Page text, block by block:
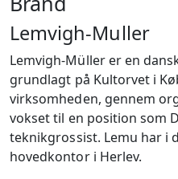
Lemvigh-Muller
Lemvigh-Müller er en
grundlagt på Kultorvet i
virksomheden, gennem
vokset til en position som
teknikgrossist. Lemu har i
hovedkontor i Herlev.